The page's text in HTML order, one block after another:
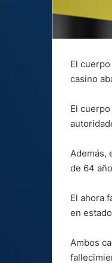
El
casino
El
Además,
de 64
El ahora
en
Ambos